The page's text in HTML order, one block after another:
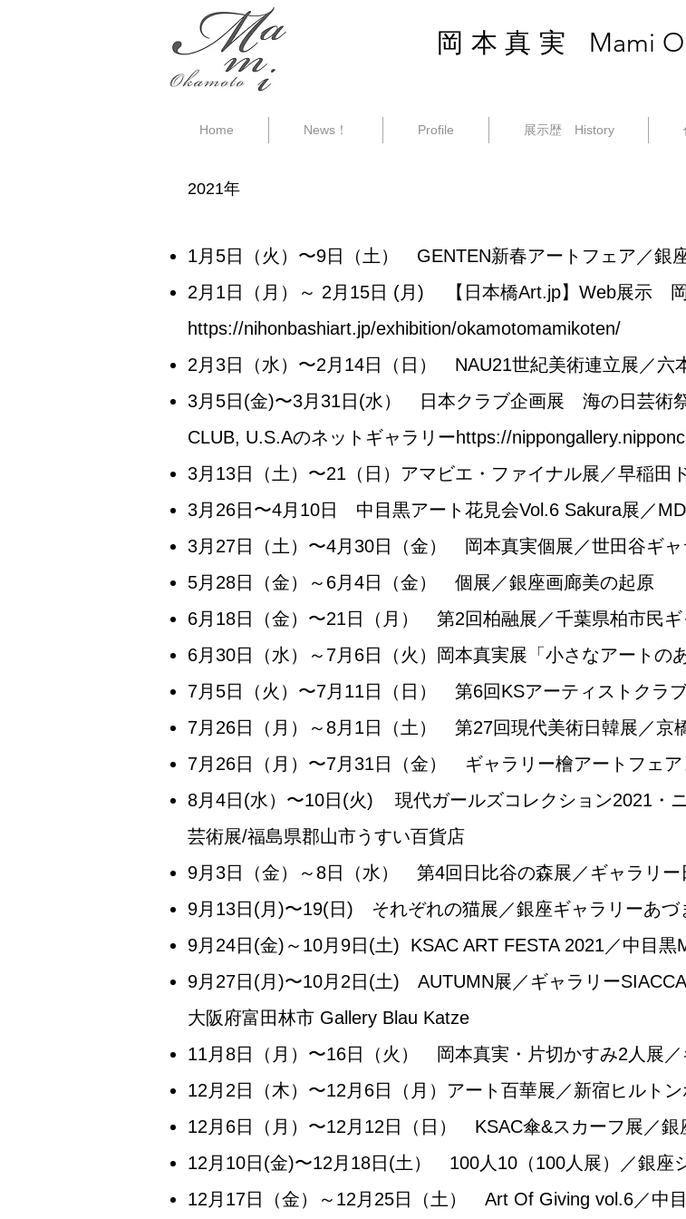
岡本真実 Mami
Home News！ Profile 展示歴 History
2021年
1月5日（火）〜9日（土） GENTEN新春アートフェア／銀
2月1日（月）～ 2月15日 (月) 【日本橋Art.jp】Web展示
https://nihonbashiart.jp/exhibition/okamotomamikoten/
2月3日（水）〜2月14日（日） NAU21世紀美術連立展／六
3月5日(金)〜3月31日(水） 日本クラブ企画展 海の日芸術
CLUB, U.S.Aのネットギャラリーhttps://
3月13日（土）〜21（日）アマビエ・ファイナル展／早稲田
3月26日〜4月10日 中目黒アート花見会Vol.6 Sakura展／
3月27日（土）〜4月30日（金） 岡本真実個展／世田谷ギャ
5月28日（金）～6月4日（金） 個展／銀座画廊美の起原
6月18日（金）〜21日（月） 第2回柏融展／千葉県柏市民ギ
6月30日（水）～7月6日（火）岡本真実展「小さなアートの
7月5日（火）〜7月11日（日） 第6回KSアーティストクラ
7月26日（月）～8月1日（土） 第27回現代美術日韓展／京
7月26日（月）〜7月31日（金） ギャラリー檜アートフェ
8月4日(水）〜10日(火) 現代ガールズコレクション2021・
芸術展/福島県郡山市うすい百貨店
9月3日（金）～8日（水） 第4回日比谷の森展／ギャラリー
9月13日(月)〜19(日) それぞれの猫展／銀座ギャラリーあづ
9月24日(金)～10月9日(土) KSAC ART FESTA 2021／中目黒
9月27日(月)〜10月2日(土) AUTUMN展／ギャラリー
大阪府富田林市 Gallery Blau Katze
11月8日（月）〜16日（火） 岡本真実・片切かすみ2人展／
12月2日（木）〜12月6日（月）アート百華展／新宿ヒルト
12月6日（月）〜12月12日（日） KSAC傘&スカーフ展／銀
12月10日(金)〜12月18日(土） 100人10（100人展）／銀座
12月17日（金）～12月25日（土） Art Of Giving vol.6／中